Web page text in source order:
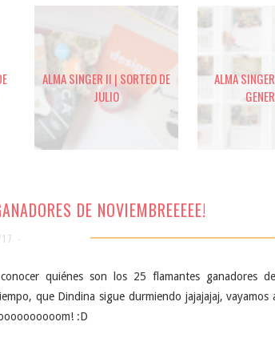
ALMA SINGER II | SORTEO DE
JULIO
ALMA
DE NOVIEMBREEEEE!
-
quiénes son los 25 flamantes ganadores del
que Dindina sigue durmiendo jajajajaj, vayamos
:D